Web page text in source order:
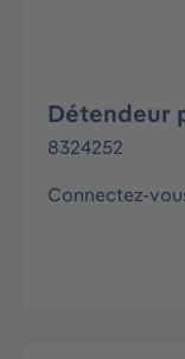
Détendeur
8324252
Connectez-